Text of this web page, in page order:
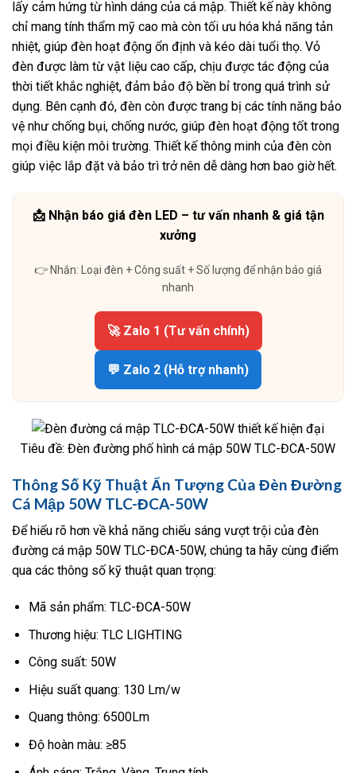
lấy cảm hứng từ hình dáng của cá mập. Thiết kế này không
chỉ mang tính thẩm mỹ cao mà còn tối ưu hóa khả năng tản
nhiệt, giúp đèn hoạt động ổn định và kéo dài tuổi thọ. Vỏ
đèn được làm từ vật liệu cao cấp, chịu được tác động của
thời tiết khắc nghiệt, đảm bảo độ bền bỉ trong quá trình sử
dụng. Bên cạnh đó, đèn còn được trang bị các tính năng bảo
vệ như chống bụi, chống nước, giúp đèn hoạt động tốt trong
mọi điều kiện môi trường. Thiết kế thông minh của đèn còn
giúp việc lắp đặt và bảo trì trở nên dễ dàng hơn bao giờ hết.
📩 Nhận báo giá đèn LED – tư vấn nhanh & giá tận
xưởng
👉 Nhắn: Loại đèn + Công suất + Số lượng để nhận báo giá
nhanh
🚀 Zalo 1 (Tư vấn chính)
💬 Zalo 2 (Hỗ trợ nhanh)
Tiêu đề: Đèn đường phố hình cá mập 50W TLC-ĐCA-50W
Thông Số Kỹ Thuật Ấn Tượng Của Đèn Đường
Cá Mập 50W TLC-ĐCA-50W
Để hiểu rõ hơn về khả năng chiếu sáng vượt trội của đèn
đường cá mập 50W TLC-ĐCA-50W, chúng ta hãy cùng điểm
qua các thông số kỹ thuật quan trọng:
Mã sản phẩm: TLC-ĐCA-50W
Thương hiệu: TLC LIGHTING
Công suất: 50W
Hiệu suất quang: 130 Lm/w
Quang thông: 6500Lm
Độ hoàn màu: ≥85